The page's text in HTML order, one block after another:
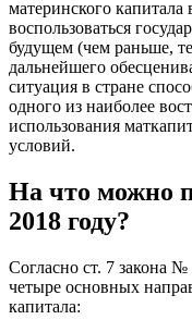
материнского капитала
воспользоваться
будущем (чем раньше,
дальнейшего
ситуация в стране
одного из наиболее
использования
условий.
На что можно
2018 году?
Согласно ст. 7 закона
четыре основных
капитала: